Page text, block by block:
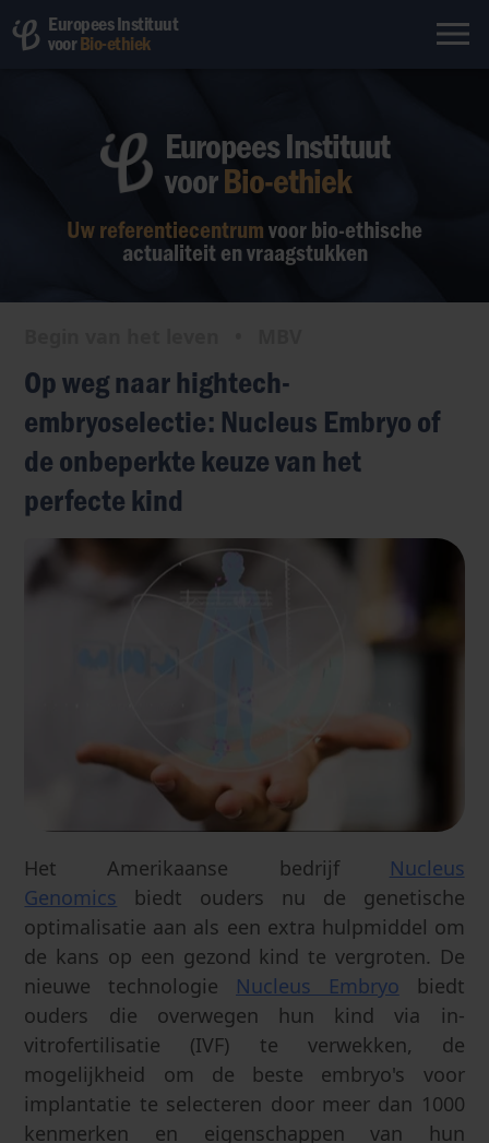
Europees Instituut
voorBio-ethiek
Uw referentiecentrumvoor bio-ethische
actualiteit en vraagstukken
Europees Instituut
voorBio-ethiek
Op weg naar hightech-
embryoselectie: Nucleus Embryo of
de onbeperkte keuze van het
perfecte kind
Het Amerikaanse bedrijf
Nucleus
Genomics biedt ouders nu de genetische
optimalisatie aan als een extra hulpmiddel om
de kans op een gezond kind te vergroten. De
nieuwe technologie Nucleus Embryo biedt
ouders die overwegen hun kind via in-
vitrofertilisatie (IVF) te verwekken, de
mogelijkheid om de beste embryo's voor
implantatie te selecteren door meer dan 1000
kenmerken en eigenschappen van hun